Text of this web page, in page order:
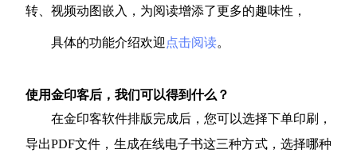
转、视频动图嵌入，为阅读增添了更多的趣味性，
具体的功能介绍欢迎 点击阅读。
使用金印客后，我们可以得到什么？
在金印客软件排版完成后，您可以选择下单印刷，
导出PDF文件，生成在线电子书这三种方式，选择哪种